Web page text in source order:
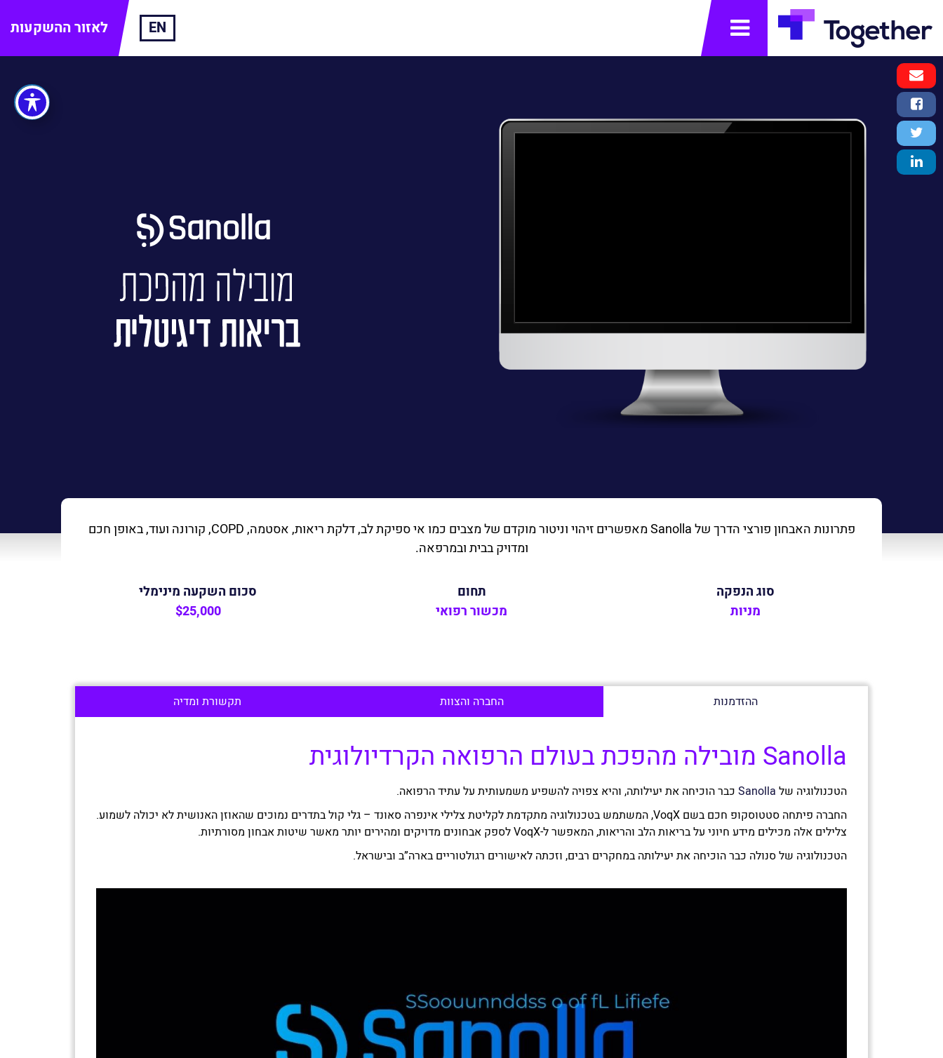
תפריט לאזור ההשקעות EN
פתרונות האבחון פורצי הדרך של Sanolla מאפשרים זיהוי וניטור מוקדם של מצבים כמו אי ספיקת לב, דלקת ריאות, אסטמה, COPD, קורונה ועוד, באופן חכם
ומדויק בבית ובמרפאה.
סוג הנפקה
מניות
תחום
מכשור רפואי
סכום השקעה מינימלי
$25,000
ההזדמנות החברה והצוות תקשורת ומדיה
Sanolla מובילה מהפכת בעולם הרפואה הקרדיולוגית
הטכנולוגיה של Sanolla כבר הוכיחה את יעילותה, והיא צפויה להשפיע משמעותית על עתיד הרפואה.
החברה פיתחה סטטוסקופ חכם בשם VoqX, המשתמש בטכנולוגיה מתקדמת לקליטת צלילי אינפרה סאונד – גלי קול בתדרים נמוכים שהאוזן האנושית לא יכולה לשמוע.
צלילים אלה מכילים מידע חיוני על בריאות הלב והריאות, המאפשר ל-VoqX לספק אבחונים מדויקים ומהירים יותר מאשר שיטות אבחון מסורתיות.
הטכנולוגיה של סנולה כבר הוכיחה את יעילותה במחקרים רבים, וזכתה לאישורים רגולטוריים בארה”ב ובישראל.
Email
Message
Facebook
Share
Tweet
LinkedIn
Share